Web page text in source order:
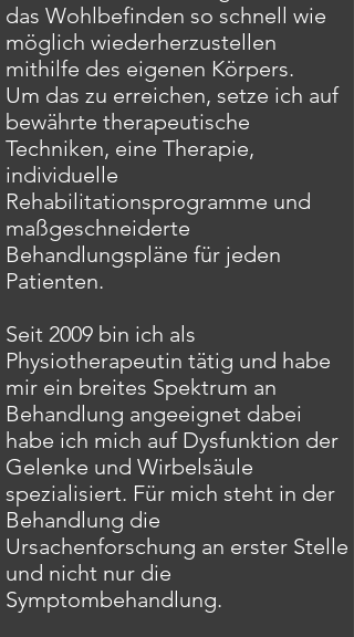
das Wohlbefinden so schnell wie
möglich wiederherzustellen
mithilfe des eigenen Körpers.
Um das zu erreichen, setze ich auf
bewährte therapeutische
Techniken, eine Therapie,
individuelle
Rehabilitationsprogramme und
maßgeschneiderte
Behandlungspläne für jeden
Patienten.
Seit 2009 bin ich als
Physiotherapeutin tätig und habe
mir ein breites Spektrum an
Behandlung angeeignet dabei
habe ich mich auf Dysfunktion der
Gelenke und Wirbelsäule
spezialisiert. Für mich steht in der
Behandlung die
Ursachenforschung an erster Stelle
und nicht nur die
Symptombehandlung.